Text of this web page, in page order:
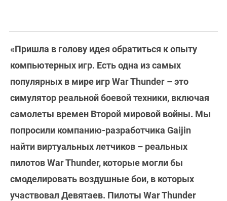
«Пришла в голову идея обратиться к опыту
компьютерных игр. Есть одна из самых
популярных в мире игр War Thunder – это
симулятор реальной боевой техники, включая
самолеты времен Второй мировой войны. Мы
попросили компанию-разработчика Gaijin
найти виртуальных летчиков – реальных
пилотов War Thunder, которые могли бы
смоделировать воздушные бои, в которых
участвовал Девятаев. Пилоты War Thunder